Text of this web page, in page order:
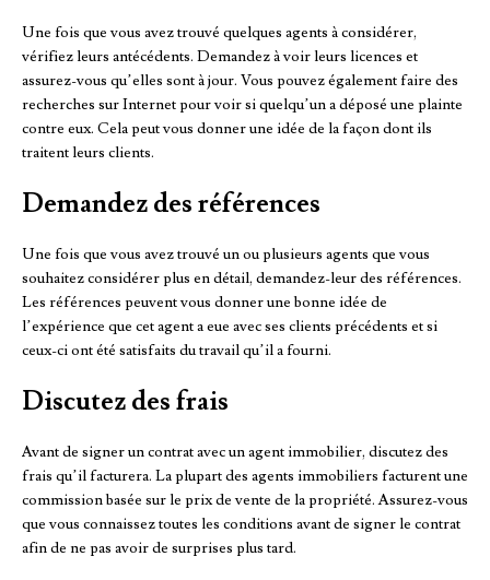
Une fois que vous avez trouvé quelques agents à considérer,
vérifiez leurs antécédents. Demandez à voir leurs licences et
assurez-vous qu’elles sont à jour. Vous pouvez également faire des
recherches sur Internet pour voir si quelqu’un a déposé une plainte
contre eux. Cela peut vous donner une idée de la façon dont ils
traitent leurs clients.
Demandez des références
Une fois que vous avez trouvé un ou plusieurs agents que vous
souhaitez considérer plus en détail, demandez-leur des références.
Les références peuvent vous donner une bonne idée de
l’expérience que cet agent a eue avec ses clients précédents et si
ceux-ci ont été satisfaits du travail qu’il a fourni.
Discutez des frais
Avant de signer un contrat avec un agent immobilier, discutez des
frais qu’il facturera. La plupart des agents immobiliers facturent une
commission basée sur le prix de vente de la propriété. Assurez-vous
que vous connaissez toutes les conditions avant de signer le contrat
afin de ne pas avoir de surprises plus tard.